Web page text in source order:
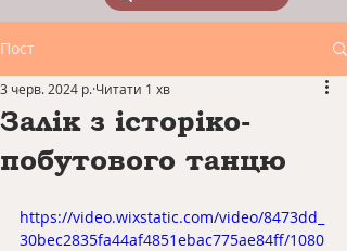
Пост
Залік з історіко-
побутового танцю
3 черв. 2024 р. Читати 1 хв
https://video.wixstatic.com/video/8473dd_
30bec2835fa44af4851ebac775ae84ff/1080